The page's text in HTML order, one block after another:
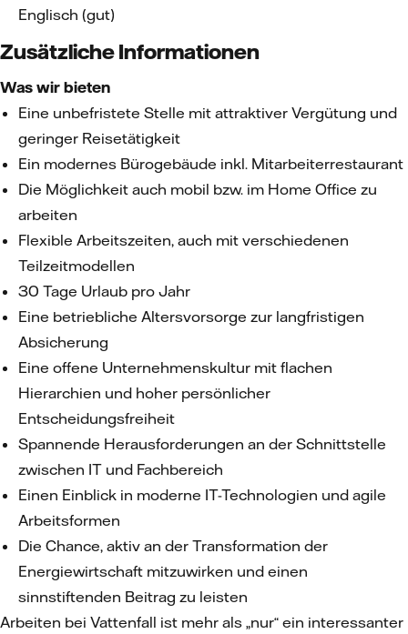
Englisch (gut)
Zusätzliche Informationen
Was wir bieten
Eine unbefristete Stelle mit attraktiver Vergütung und
geringer Reisetätigkeit
Ein modernes Bürogebäude inkl. Mitarbeiterrestaurant
Die Möglichkeit auch mobil bzw. im Home Office zu
arbeiten
Flexible Arbeitszeiten, auch mit verschiedenen
Teilzeitmodellen
30 Tage Urlaub pro Jahr
Eine betriebliche Altersvorsorge zur langfristigen
Absicherung
Eine offene Unternehmenskultur mit flachen
Hierarchien und hoher persönlicher
Entscheidungsfreiheit
Spannende Herausforderungen an der Schnittstelle
zwischen IT und Fachbereich
Einen Einblick in moderne IT-Technologien und agile
Arbeitsformen
Die Chance, aktiv an der Transformation der
Energiewirtschaft mitzuwirken und einen
sinnstiftenden Beitrag zu leisten
Arbeiten bei Vattenfall ist mehr als „nur“ ein interessanter